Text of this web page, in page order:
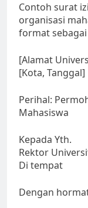
Contoh surat
organisasi
format
[Alamat
[Kota, Tanggal]
Perihal:
Mahasiswa
Kepada Yth.
Rektor
Di tempat
Dengan